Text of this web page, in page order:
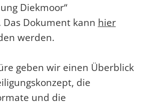
Diekmoor“
Dokument kann hier
werden.
geben wir einen Überblick
die
und die